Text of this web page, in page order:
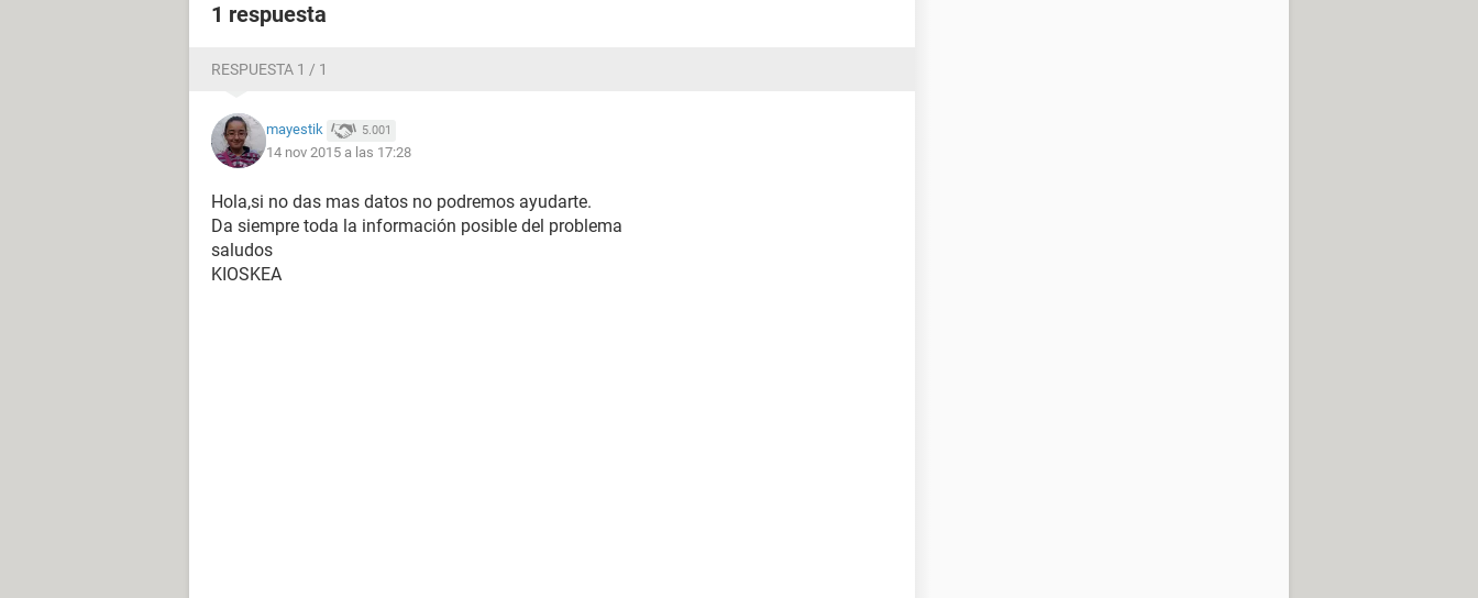
1 respuesta
RESPUESTA 1 / 1
mayestik 5.001
14 nov 2015 a las 17:28
Hola,si no das mas datos no podremos ayudarte.
Da siempre toda la información posible del problema
saludos
KIOSKEA